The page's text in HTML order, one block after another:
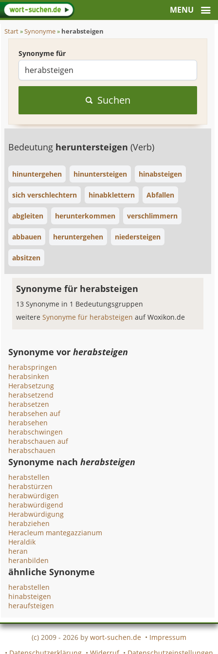
Start»Synonyme» herabsteigen
Synonyme für
Suchen
Bedeutung heruntersteigen(Verb)
hinuntergehen hinuntersteigen hinabsteigen
sich verschlechtern hinabklettern Abfallen
abgleiten herunterkommen verschlimmern
abbauen heruntergehen niedersteigen
absitzen
Synonyme für herabsteigen
13 Synonyme in 1 Bedeutungsgruppen
weitereSynonyme für herabsteigenauf Woxikon.de
Synonyme vorherabsteigen
herabspringen
herabsinken
Herabsetzung
herabsetzend
herabsetzen
herabsehen auf
herabsehen
herabschwingen
herabschauen auf
herabschauen
Synonyme nachherabsteigen
herabstellen
herabstürzen
herabwürdigen
herabwürdigend
Herabwürdigung
herabziehen
Heracleum mantegazzianum
Heraldik
heran
heranbilden
ähnliche Synonyme
herabstellen
hinabsteigen
heraufsteigen
(c) 2009 - 2026 by wort-suchen.de • Impressum